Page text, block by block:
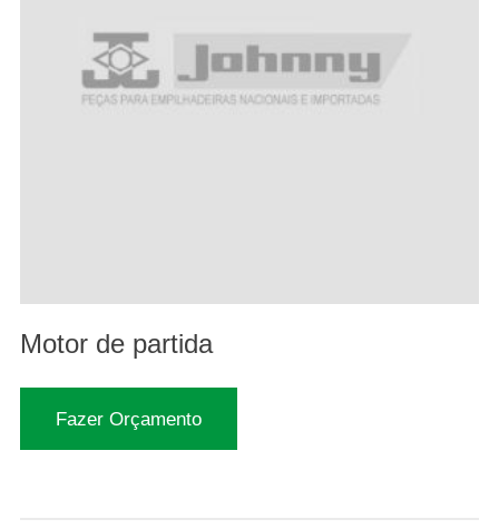
Motor de partida
Fazer Orçamento